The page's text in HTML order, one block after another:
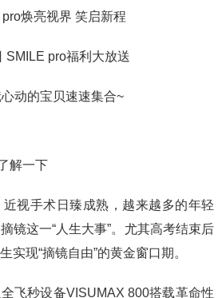
pro焕亮视界 笑启新程
SMILE pro福利大放送
动的宝贝速速集合~
解一下
视手术日臻成熟，越来越多的年轻
镜这一“人生大事”。尤其高考结束后
实现“摘镜自由”的黄金窗口期。
飞秒设备VISUMAX 800搭载革命性